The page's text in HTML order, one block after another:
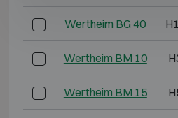
Wertheim BG 40
Wertheim BM 10
Wertheim BM 15